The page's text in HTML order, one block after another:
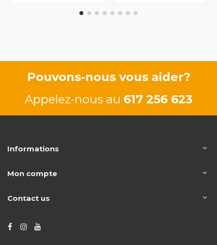
K9K704
Pouvons-nous vous aider?
Appelez-nous au 617 256 623
Informations
Mon compte
Contact us